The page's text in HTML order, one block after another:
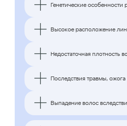
Генетические особенности
Высокое расположение
Недостаточная плотность
Последствия травмы, ожога
Выпадение волос